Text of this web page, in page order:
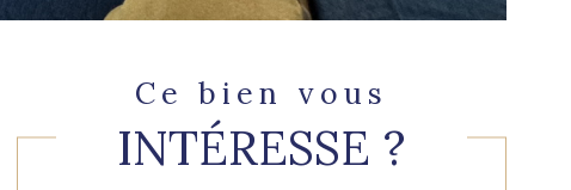
Ce bien vous
INTÉRESSE ?